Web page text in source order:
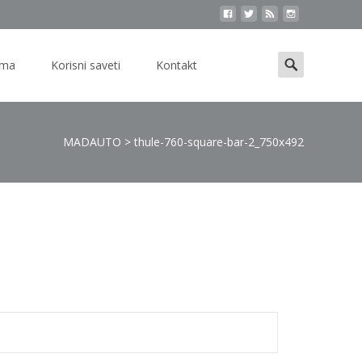
Korisni saveti Kontakt
Search
for:
MADAUTO > thule-760-square-bar-2_750x492